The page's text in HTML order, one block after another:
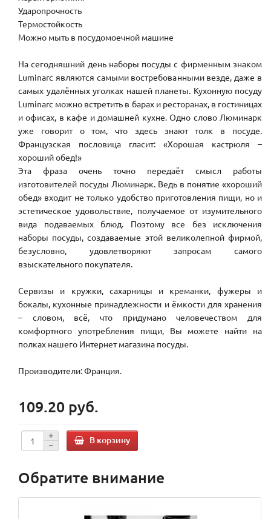
Ударопрочность
Термостойкость
Можно мыть в посудомоечной машине
На сегодняшний день наборы посуды с фирменным знаком
Luminarc являются самыми востребованными везде, даже в
самых удалённых уголках нашей планеты. Кухонную посуду
Luminarc можно встретить в барах и ресторанах, в гостиницах
и офисах, в кафе и домашней кухне. Одно слово Люминарк
уже говорит о том, что здесь знают толк в посуде.
Французская пословица гласит: «Хорошая кастрюля –
хороший обед!»
Эта фраза очень точно передаёт смысл работы
изготовителей посуды Люминарк. Ведь в понятие «хороший
обед» входит не только удобство приготовления пищи, но и
эстетическое удовольствие, получаемое от изумительного
вида подаваемых блюд. Поэтому все без исключения
наборы посуды, создаваемые этой великолепной фирмой,
безусловно, удовлетворяют запросам самого
взыскательного покупателя.
Сервизы и кружки, сахарницы и креманки, фужеры и
бокалы, кухонные принадлежности и ёмкости для хранения
– словом, всё, что придумано человечеством для
комфортного употребления пищи, Вы можете найти на
полках нашего Интернет магазина посуды.
Производители: Франция.
109.20 руб.
В корзину
Обратите внимание